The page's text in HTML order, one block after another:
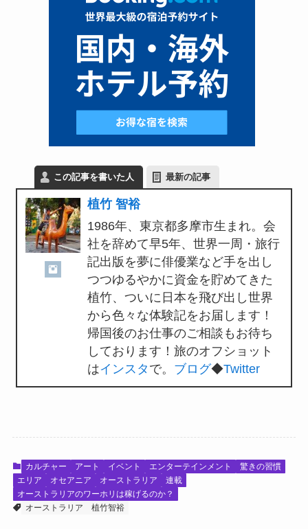
この記事を書いた人 最新の記事
植竹 智裕
1986年、東京都多摩市生まれ。会
社を辞めて早5年、世界一周・旅行
記出版を夢に俳優業など手を出し
つつゆるやかに資金を貯めてきた
植竹、ついに日本を飛び出し世界
から色々な体験記をお届します！
帰国後のお仕事のご相談もお待ち
しております！旅のオフショット
はインスタ で。 ブログ◆Twitter
カルチャー アート イベント エンターテインメント
驚きの習慣
エリア
オセアニア オーストラリア
連載
オーストラリアのワーホリは稼げるのか？
オーストラリア
植竹智裕